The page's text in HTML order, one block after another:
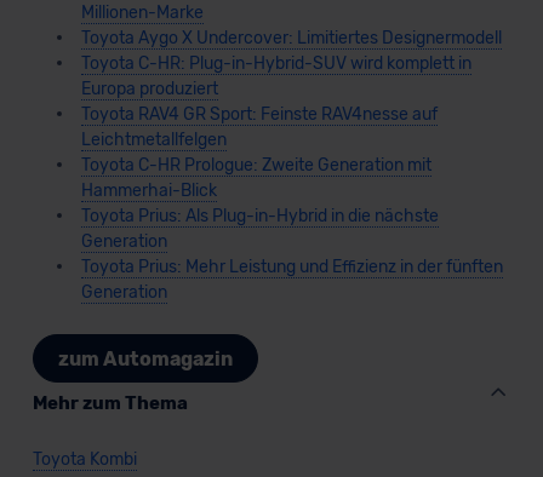
Millionen-Marke
Toyota Aygo X Undercover: Limitiertes Designermodell
Toyota C-HR: Plug-in-Hybrid-SUV wird komplett in
Europa produziert
Toyota RAV4 GR Sport: Feinste RAV4nesse auf
Leichtmetallfelgen
Toyota C-HR Prologue: Zweite Generation mit
Hammerhai-Blick
Toyota Prius: Als Plug-in-Hybrid in die nächste
Generation
Toyota Prius: Mehr Leistung und Effizienz in der fünften
Generation
zum Automagazin
Mehr zum Thema
Toyota Kombi